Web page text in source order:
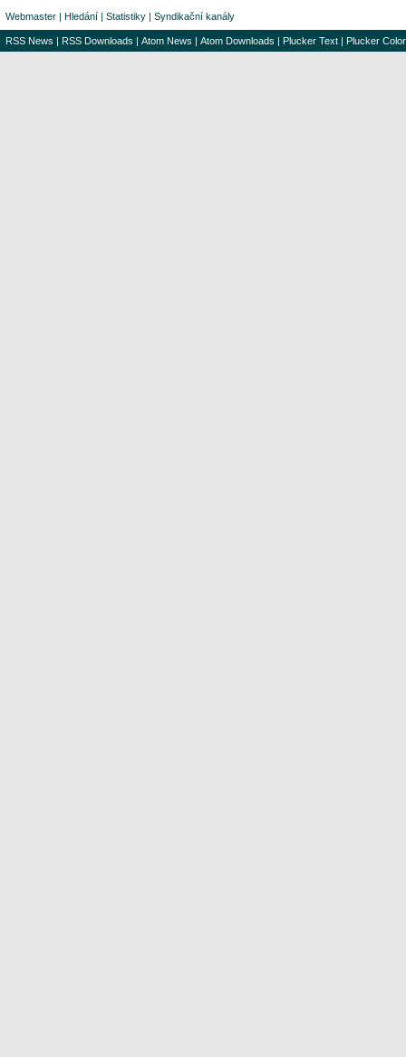
Webmaster | Hledání | Statistiky | Syndikační kanály
RSS News | RSS Downloads | Atom News | Atom Downloads | Plucker Text | Plucker Color